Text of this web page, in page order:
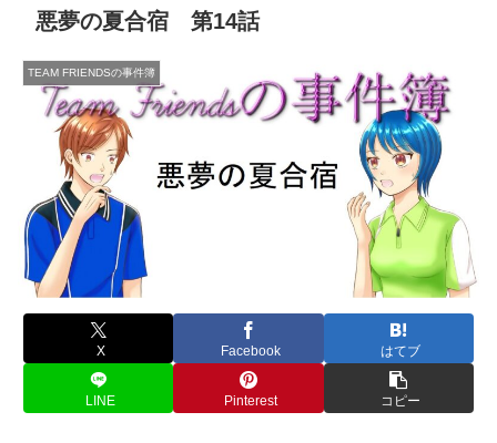
悪夢の夏合宿 第14話
TEAM FRIENDSの事件簿
X Facebook はてブ
LINE Pinterest コピー